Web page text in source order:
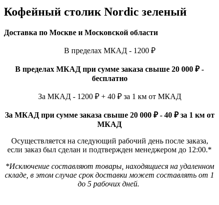
Кофейный столик Nordic зеленый
Доставка по Москве и Московской области
В пределах МКАД - 1200 ₽
В пределах МКАД при сумме заказа свыше 20 000 ₽ -
бесплатно
За МКАД - 1200 ₽ + 40 ₽ за 1 км от МКАД
За МКАД при сумме заказа свыше 20 000 ₽ - 40 ₽ за 1 км от
МКАД
Осуществляется на следующий рабочий день после заказа,
если заказ был сделан и подтвержден менеджером до 12:00.*
*Исключение составляют товары, находящиеся на удаленном
складе, в этом случае срок доставки может составлять от 1
до 5 рабочих дней.